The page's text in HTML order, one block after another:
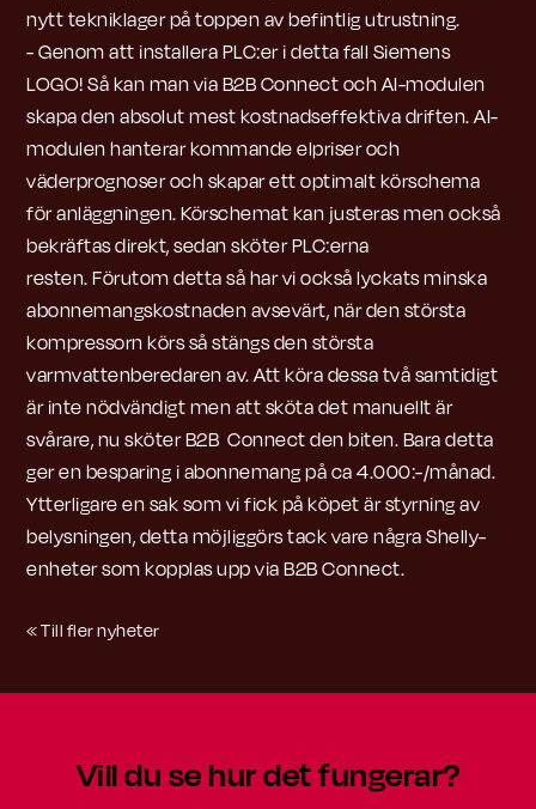
nytt tekniklager på toppen av befintlig utrustning.
- Genom att installera PLC:er i detta fall Siemens
LOGO! Så kan man via B2B Connect och AI-modulen
skapa den absolut mest kostnadseffektiva driften. AI-
modulen hanterar kommande elpriser och
väderprognoser och skapar ett optimalt körschema
för anläggningen. Körschemat kan justeras men också
bekräftas direkt, sedan sköter PLC:erna
resten. Förutom detta så har vi också lyckats minska
abonnemangskostnaden avsevärt, när den största
kompressorn körs så stängs den största
varmvattenberedaren av. Att köra dessa två samtidigt
är inte nödvändigt men att sköta det manuellt är
svårare, nu sköter B2B Connect den biten. Bara detta
ger en besparing i abonnemang på ca 4.000:-/månad.
Ytterligare en sak som vi fick på köpet är styrning av
belysningen, detta möjliggörs tack vare några Shelly-
enheter som kopplas upp via B2B Connect.
« Till fler nyheter
Vill du se hur det fungerar?